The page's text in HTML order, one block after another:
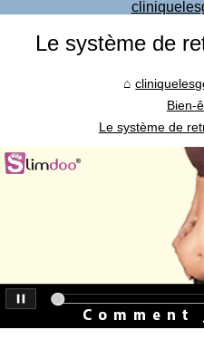
Le système de
Bien-
Le système de